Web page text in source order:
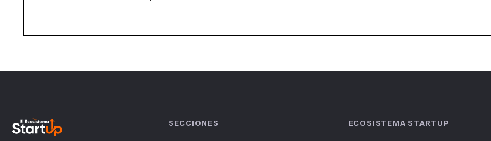
SECCIONES ECOSISTEMA STARTUP